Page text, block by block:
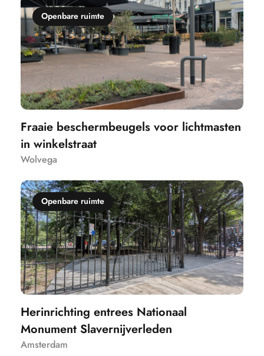
Openbare ruimte
Fraaie beschermbeugels voor lichtmasten
in winkelstraat
Wolvega
Openbare ruimte
Herinrichting entrees Nationaal
Monument Slavernijverleden
Amsterdam